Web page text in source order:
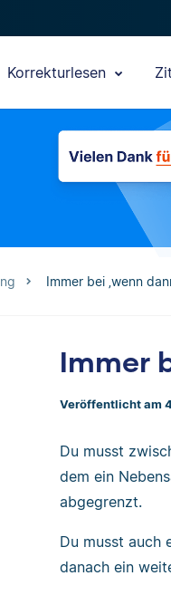
Korrekturlesen
Immer bei ‚wenn
Immer
Veröffentlicht am
Du musst
dem ein
abgegrenzt.
Du musst auch
danach ein